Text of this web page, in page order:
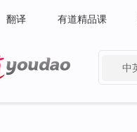
翻译 有道精品课
中